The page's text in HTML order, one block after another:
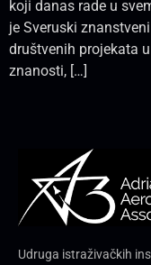
koji danas rade u
je Sveruski
društvenih projekata
znanosti, […]
Udruga istraživačkih